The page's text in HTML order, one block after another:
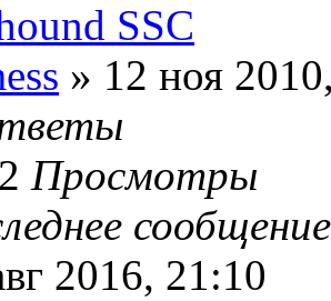
SSC
» 12 ноя
Просмотры
2016, 21:10